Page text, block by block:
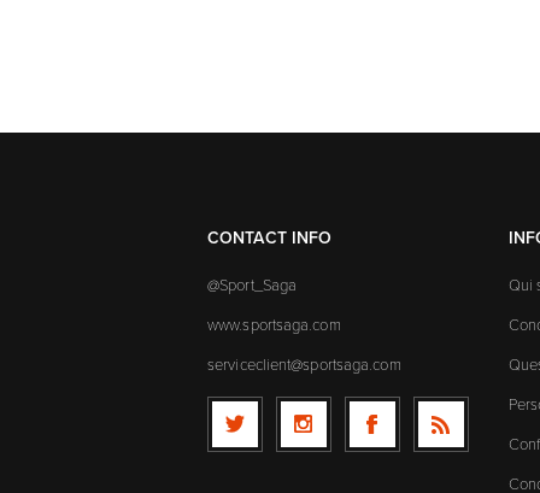
CONTACT INFO
@Sport_Saga
www.sportsaga.com
serviceclient@sportsaga.com
Qui